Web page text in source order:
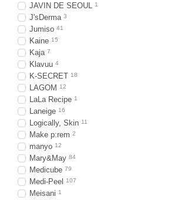
JAVIN DE SEOUL 1
J'sDerma 3
Jumiso 41
Kaine 15
Kaja 7
Klavuu 4
K-SECRET 18
LAGOM 12
LaLa Recipe 1
Laneige 16
Logically, Skin 11
Make p:rem 2
manyo 12
Mary&May 84
Medicube 79
Medi-Peel 107
Meisani 1